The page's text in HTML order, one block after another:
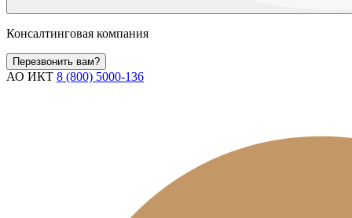
Консалтинговая компания
Перезвонить вам?
АО ИКТ 8 (800) 5000-136